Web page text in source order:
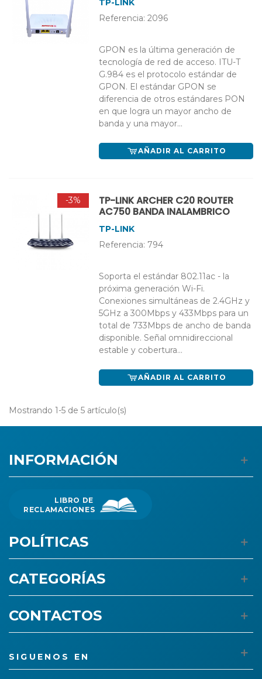
TP-LINK
Referencia: 2096
GPON es la última generación de
tecnología de red de acceso. ITU-T
G.984 es el protocolo estándar de
GPON. El estándar GPON se
diferencia de otros estándares PON
en que logra un mayor ancho de
banda y una mayor...
AÑADIR AL CARRITO
-3%
TP-LINK ARCHER C20 ROUTER
AC750 BANDA INALAMBRICO
TP-LINK
Referencia: 794
Soporta el estándar 802.11ac - la
próxima generación Wi-Fi.
Conexiones simultáneas de 2.4GHz y
5GHz a 300Mbps y 433Mbps para un
total de 733Mbps de ancho de banda
disponible. Señal omnidireccional
estable y cobertura...
AÑADIR AL CARRITO
Mostrando 1-5 de 5 artículo(s)
INFORMACIÓN
LIBRO DE
RECLAMACIONES
POLÍTICAS
CATEGORÍAS
CONTACTOS
SIGUENOS EN